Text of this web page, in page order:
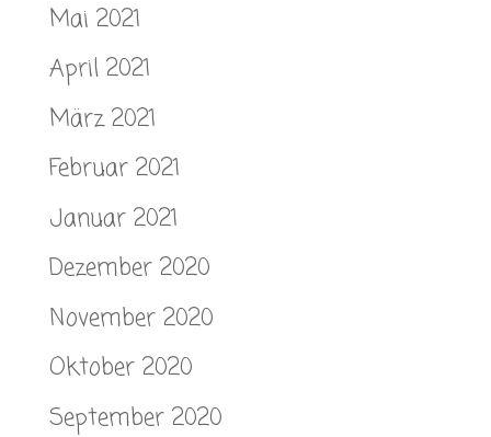
Mai 2021
April 2021
März 2021
Februar 2021
Januar 2021
Dezember 2020
November 2020
Oktober 2020
September 2020